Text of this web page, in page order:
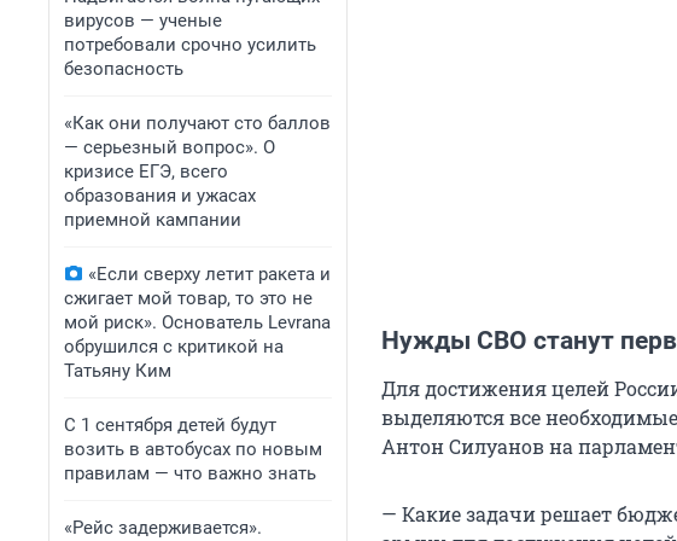
вирусов — ученые
потребовали срочно усилить
безопасность
«Как они получают сто баллов
— серьезный вопрос». О
кризисе ЕГЭ, всего
образования и ужасах
приемной кампании
«Если сверху летит ракета и
сжигает мой товар, то это не
мой риск». Основатель Levrana
обрушился с критикой на
Татьяну Ким
С 1 сентября детей будут
возить в автобусах по новым
правилам — что важно знать
«Рейс задерживается».
Нужды СВО станут
Для достижения целей
выделяются все
Антон Силуанов на
— Какие задачи решает